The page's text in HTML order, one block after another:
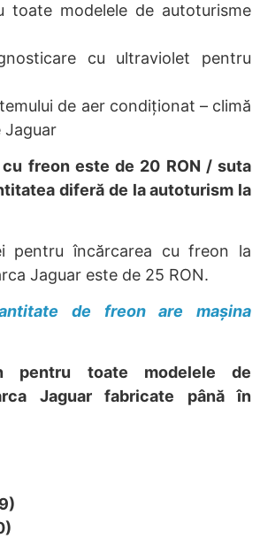
toate modelele de autoturisme
cu ultraviolet pentru
de aer condiționat – climă
Jaguar
freon este de 20 RON / suta
diferă de la autoturism la
pentru încărcarea cu freon la
Jaguar este de 25 RON.
de freon are mașina
pentru toate modelele de
Jaguar fabricate până în